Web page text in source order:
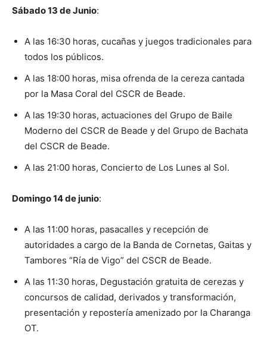
Sábado 13 de Junio:
A las 16:30 horas, cucañas y juegos tradicionales para
todos los públicos.
A las 18:00 horas, misa ofrenda de la cereza cantada
por la Masa Coral del CSCR de Beade.
A las 19:30 horas, actuaciones del Grupo de Baile
Moderno del CSCR de Beade y del Grupo de Bachata
del CSCR de Beade.
A las 21:00 horas, Concierto de Los Lunes al Sol.
Domingo 14 de junio:
A las 11:00 horas, pasacalles y recepción de
autoridades a cargo de la Banda de Cornetas, Gaitas y
Tambores “Ría de Vigo” del CSCR de Beade.
A las 11:30 horas, Degustación gratuita de cerezas y
concursos de calidad, derivados y transformación,
presentación y repostería amenizado por la Charanga
OT.